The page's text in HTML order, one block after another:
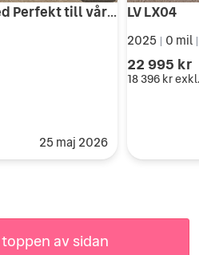
LV Neng NCF EU Elmoped Perfekt till våren, Superkampanj 40% rabatt
25 maj 2026
LV LX04
2025 0 mil
22 995 kr
18 396 kr
av sidan